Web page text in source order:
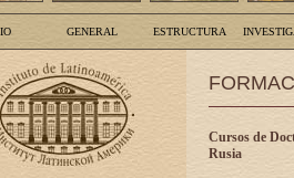
GENERAL ESTRUCTURA
Cursos de
Rusia